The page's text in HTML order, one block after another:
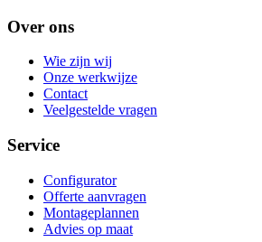
Over ons
Wie zijn wij
Onze werkwijze
Contact
Veelgestelde vragen
Service
Configurator
Offerte aanvragen
Montageplannen
Advies op maat